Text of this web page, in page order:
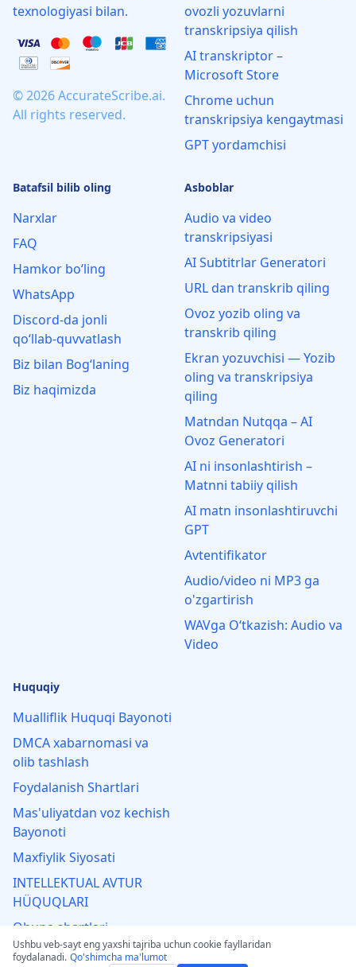
texnologiyasi bilan.
© 2026 AccurateScribe.ai.
All rights reserved.
ovozli yozuvlarni
transkripsiya qilish
AI transkriptor –
Microsoft Store
Chrome uchun
transkripsiya kengaytmasi
GPT yordamchisi
Batafsil bilib oling
Narxlar
FAQ
Hamkor bo‘ling
WhatsApp
Discord‑da jonli
qo‘llab‑quvvatlash
Biz bilan Bog‘laning
Biz haqimizda
Asboblar
Audio va video
transkripsiyasi
AI Subtitrlar Generatori
URL dan transkrib qiling
Ovoz yozib oling va
transkrib qiling
Ekran yozuvchisi — Yozib
oling va transkripsiya
qiling
Matndan Nutqqa – AI
Ovoz Generatori
AI ni insonlashtirish –
Matnni tabiiy qilish
AI matn insonlashtiruvchi
GPT
Avtentifikator
Audio/video ni MP3 ga
o'zgartirish
WAVga Oʻtkazish: Audio va
Video
Huquqiy
Mualliflik Huquqi Bayonoti
DMCA xabarnomasi va
olib tashlash
Foydalanish Shartlari
Mas'uliyatdan voz kechish
Bayonoti
Maxfiylik Siyosati
INTELLEKTUAL AVTUR
HÜQUQLARI
Obuna shartlari
Qaytish siyosati
Ushbu veb-sayt eng yaxshi tajriba uchun cookie fayllaridan
foydalanadi. Qo'shimcha ma'lumot